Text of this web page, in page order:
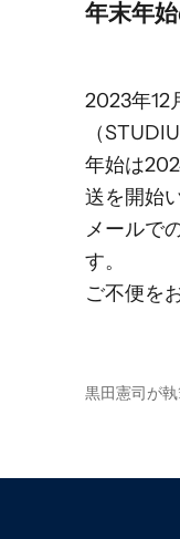
年末年
2023年12
（
年始は
送を開始
メールで
す。
ご不便を
黒田憲司が